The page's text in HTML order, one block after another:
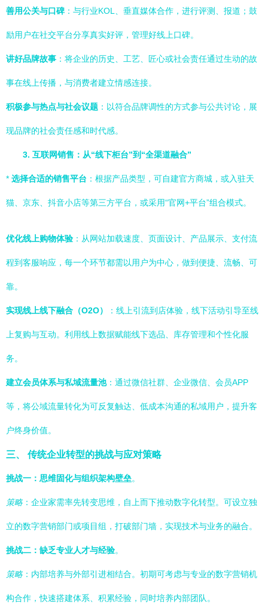
善用公关与口碑 ：与行业KOL、垂直媒体合作，进行评测、报道；鼓
励用户在社交平台分享真实好评，管理好线上口碑。
讲好品牌故事 ：将企业的历史、工艺、匠心或社会责任通过生动的故
事在线上传播，与消费者建立情感连接。
积极参与热点与社会议题 ：以符合品牌调性的方式参与公共讨论，展
现品牌的社会责任感和时代感。
3. 互联网销售：从“线下柜台”到“全渠道融合”
* 选择合适的销售平台 ：根据产品类型，可自建官方商城，或入驻天
猫、京东、抖音小店等第三方平台，或采用“官网+平台”组合模式。
优化线上购物体验 ：从网站加载速度、页面设计、产品展示、支付流
程到客服响应，每一个环节都需以用户为中心，做到便捷、流畅、可
靠。
实现线上线下融合（O2O） ：线上引流到店体验，线下活动引导至线
上复购与互动。利用线上数据赋能线下选品、库存管理和个性化服
务。
建立会员体系与私域流量池：通过微信社群、企业微信、会员APP
等，将公域流量转化为可反复触达、低成本沟通的私域用户，提升客
户终身价值。
三、 传统企业转型的挑战与应对策略
挑战一：思维固化与组织架构壁垒。
策略 ：企业家需率先转变思维，自上而下推动数字化转型。可设立独
立的数字营销部门或项目组，打破部门墙，实现技术与业务的融合。
挑战二：缺乏专业人才与经验。
策略 ：内部培养与外部引进相结合。初期可考虑与专业的数字营销机
构合作，快速搭建体系、积累经验，同时培养内部团队。